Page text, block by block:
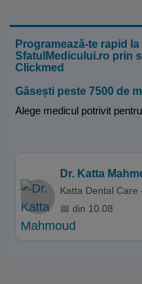
Programează-te rapid
SfatulMedicului.ro prin
Clickmed
Găsești peste 7500 de
Alege medicul potrivit
Dr. Katta
Katta Dental Care
📅 din 10.08